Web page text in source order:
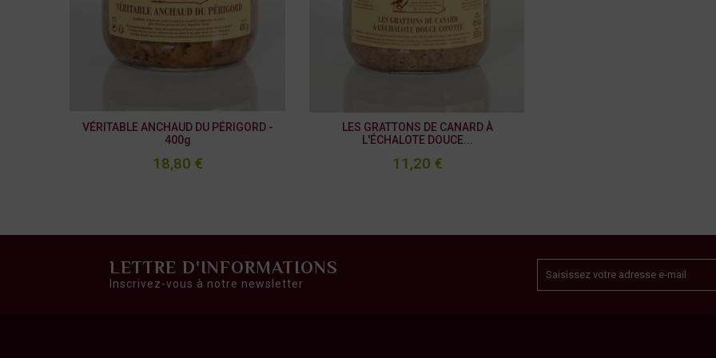
VÉRITABLE ANCHAUD DU PÉRIGORD -
400g
18,80 €
LES GRATTONS DE CANARD À
L'ÉCHALOTE DOUCE...
11,20 €
LETTRE D'INFORMATIONS
Inscrivez-vous à notre newsletter